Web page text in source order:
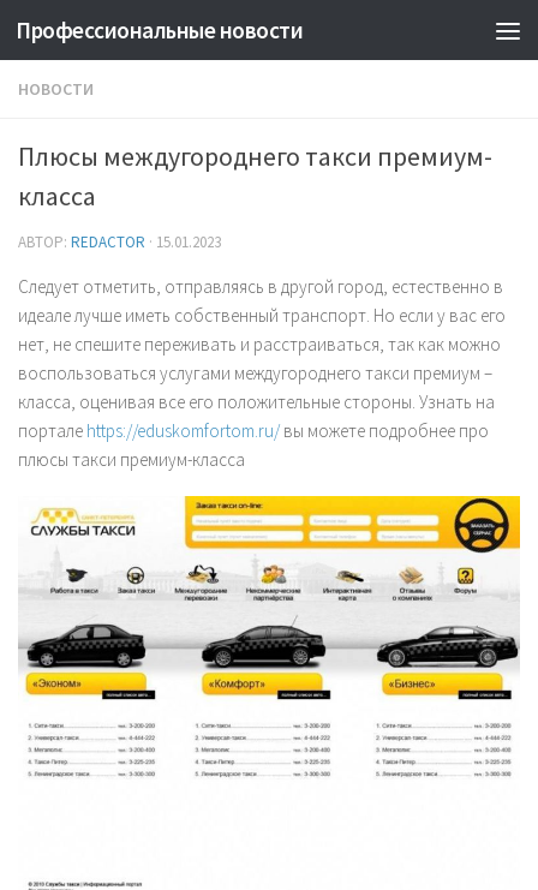
Профессиональные новости
НОВОСТИ
Плюсы междугороднего такси премиум-
класса
АВТОР: REDACTOR · 15.01.2023
Следует отметить, отправляясь в другой город, естественно в
идеале лучше иметь собственный транспорт. Но если у вас его
нет, не спешите переживать и расстраиваться, так как можно
воспользоваться услугами междугороднего такси премиум –
класса, оценивая все его положительные стороны. Узнать на
портале https://eduskomfortom.ru/ вы можете подробнее про
плюсы такси премиум-класса